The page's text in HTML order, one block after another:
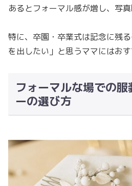
あるとフォーマル感が増し、写
特に、卒園・卒業式は記念に残
を出したい」と思うママにはおす
フォーマルな場での
ーの選び方